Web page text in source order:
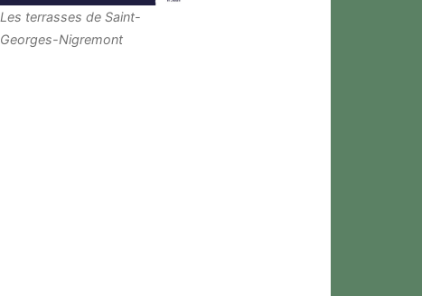
Les terrasses de Saint-
Georges-Nigremont